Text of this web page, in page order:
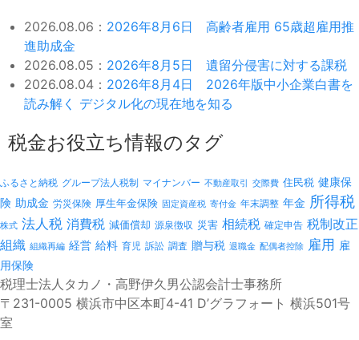
2026.08.06： 2026年8月6日 高齢者雇用 65歳超雇用推
進助成金
2026.08.05： 2026年8月5日 遺留分侵害に対する課税
2026.08.04： 2026年8月4日 2026年版中小企業白書を
読み解く デジタル化の現在地を知る
税金お役立ち情報のタグ
ふるさと納税 グループ法人税制 マイナンバー 不動産取引 交際費 住民税 健康保
険 助成金 労災保険 厚生年金保険 固定資産税 寄付金 年末調整 年金 所得税
株式 法人税 消費税 減価償却 源泉徴収 災害 相続税 確定申告 税制改正
組織 組織再編 経営 給料 育児 訴訟 調査 贈与税 退職金 配偶者控除 雇用 雇
用保険
税理士法人タカノ・高野伊久男公認会計士事務所
〒231-0005 横浜市中区本町4-41 D’グラフォート 横浜501号
室